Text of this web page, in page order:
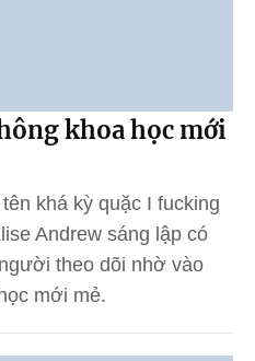
khoa học mới
khá kỳ quặc I fucking
Andrew sáng lập có
theo dõi nhờ vào
mới mẻ.